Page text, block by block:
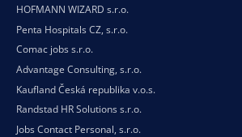
HOFMANN WIZARD s.r.o.
Penta Hospitals CZ, s.r.o.
Comac jobs s.r.o.
Advantage Consulting, s.r.o.
Kaufland Česká republika v.o.s.
Randstad HR Solutions s.r.o.
Jobs Contact Personal, s.r.o.